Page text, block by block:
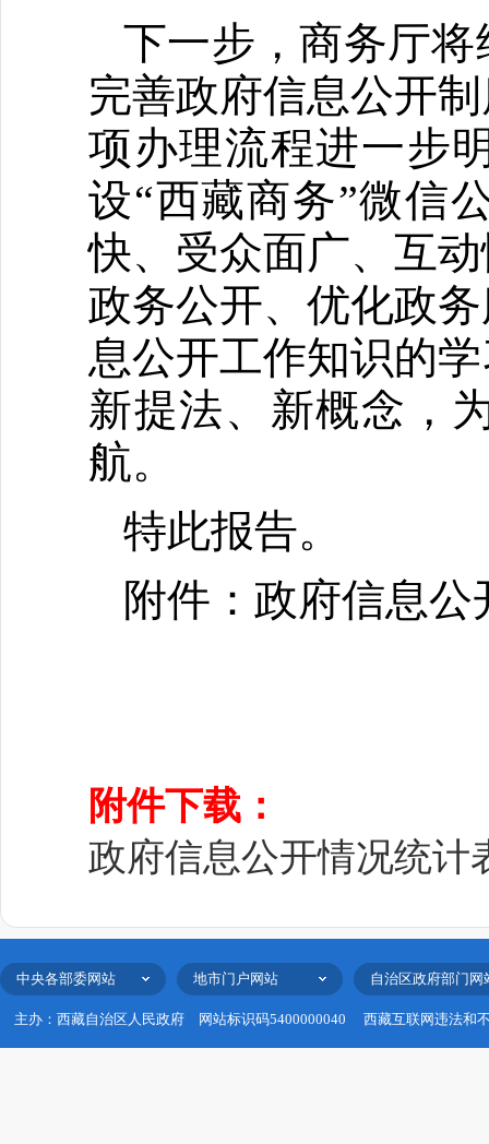
下一步，商务厅
完善政府信息公开
项办理流程进一步
设“西藏商务”微信
快、受众面广、互
政务公开、优化政
息公开工作知识的
新提法、新概念，
航。
特此报告。
附件：政府信息
附件下载：
政府信息公开情况统计
中央各部委网站 地市门户网站 自治区政府部门网
主办：西藏自治区人民政府 网站标识码5400000040 西藏互联网违法和